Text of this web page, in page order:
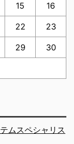
15 16
22 23
29 30
ムスペシャリス